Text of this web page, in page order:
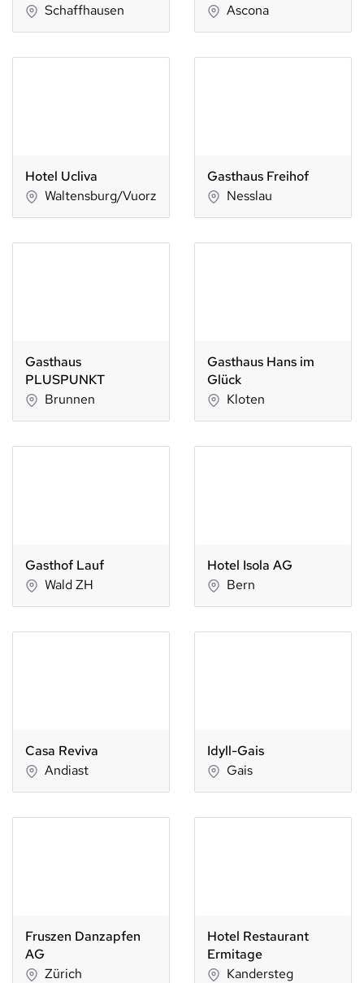
Schaffhausen
Ascona
Hotel Ucliva
Waltensburg/Vuorz
Gasthaus Freihof
Nesslau
Gasthaus
PLUSPUNKT
Brunnen
Gasthaus Hans im
Glück
Kloten
Gasthof Lauf
Wald ZH
Hotel Isola AG
Bern
Casa Reviva
Andiast
Idyll-Gais
Gais
Fruszen Danzapfen
AG
Zürich
Hotel Restaurant
Ermitage
Kandersteg